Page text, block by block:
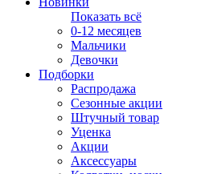
Показать всё
0-12 месяцев
Мальчики
Девочки
Подборки
Распродажа
Сезонные акции
Штучный товар
Уценка
Акции
Аксессуары